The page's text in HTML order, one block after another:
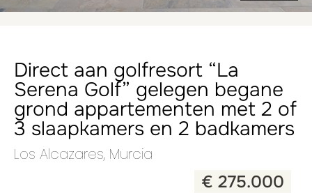
Direct aan golfresort “La
Serena Golf” gelegen begane
grond appartementen met 2 of
3 slaapkamers en 2 badkamers
Los Alcazares, Murcia
€ 275.000